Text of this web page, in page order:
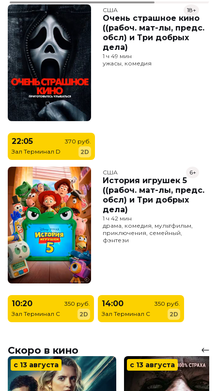
США
Очень страшное кино
((рабоч. мат-лы, предс.
обсл) и Три добрых
дела)
18+
1 ч 49 мин
ужасы, комедия
22:05
Зал Терминал D
370 руб.
2D
США
История игрушек 5
((рабоч. мат-лы, предс.
обсл) и Три добрых
дела)
6+
1 ч 42 мин
драма, комедия, мультфильм,
приключения, семейный,
фэнтези
10:20
Зал Терминал C
350 руб.
2D
14:00
Зал Терминал C
350 руб.
2D
Скоро в кино
с 13 августа с 13 августа